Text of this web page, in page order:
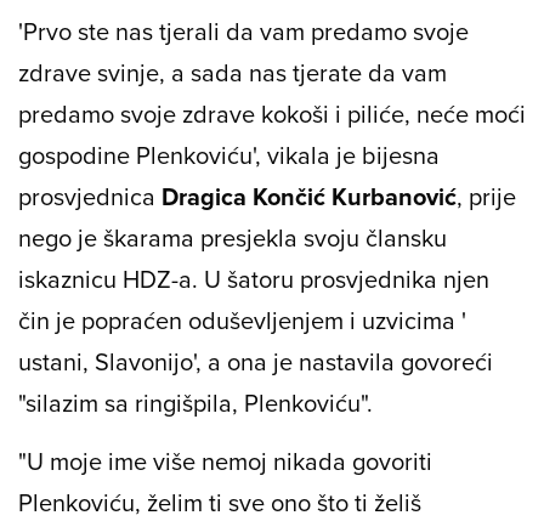
'Prvo ste nas tjerali da vam predamo svoje
zdrave svinje, a sada nas tjerate da vam
predamo svoje zdrave kokoši i piliće, neće moći
gospodine Plenkoviću', vikala je bijesna
prosvjednica Dragica Končić Kurbanović, prije
nego je škarama presjekla svoju člansku
iskaznicu HDZ-a. U šatoru prosvjednika njen
čin je popraćen oduševljenjem i uzvicima '
ustani, Slavonijo', a ona je nastavila govoreći
"silazim sa ringišpila, Plenkoviću".
"U moje ime više nemoj nikada govoriti
Plenkoviću, želim ti sve ono što ti želiš